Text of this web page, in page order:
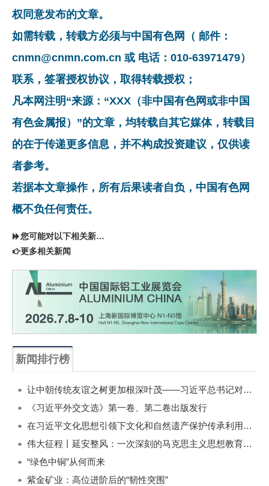
权同意发布的文章。
如需转载，转载方必须与中国有色网（ 邮件：
cnmn@cnmn.com.cn 或 电话：010-63971479）
联系，签署授权协议，取得转载授权；
凡本网注明“来源：“XXX（非中国有色网或非中国
有色金属报）”的文章，均转载自其它媒体，转载目
的在于传递更多信息，并不构成投资建议，仅供读
者参考。
若据本文章操作，所有后果读者自负，中国有色网
概不负任何责任。
您可能对以下相关新闻同样感兴趣
更多相关新闻
新闻排行榜
让中朝传统友谊之树更加根深叶茂——习近平总书记对朝鲜进行国事访问纪实
《习近平外交文选》第一卷、第二卷出版发行
在习近平文化思想引领下文化和自然遗产保护传承利用工作开创新局面
伟大征程丨延安整风：一次深刻的马克思主义思想教育运动
“绿色中铜”从何而来
紫金矿业：高位进阶后的“韧性突围”